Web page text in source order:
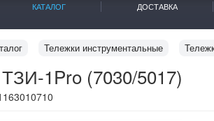
КАТАЛОГ ДОСТАВКА
Тележки инструментальные
1Pro (7030/5017)